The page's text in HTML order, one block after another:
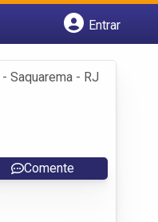
Entrar
Saquarema - RJ
Comente